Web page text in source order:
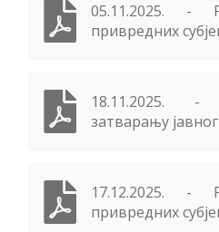
05.11.2025. -
привредних
18.11.2025.
затварању
17.12.2025. -
привредних